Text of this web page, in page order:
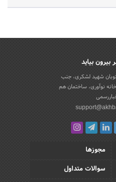
بیرون بیاید
شهید لشکری، جنب
نوآوری، ساختمان هم
مجوزها
سوالات متداول